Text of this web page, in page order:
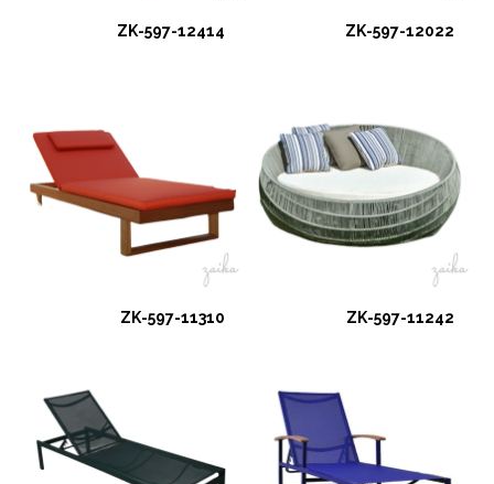
ZK-597-12414 ZK-597-12022
ZK-597-11310 ZK-597-11242